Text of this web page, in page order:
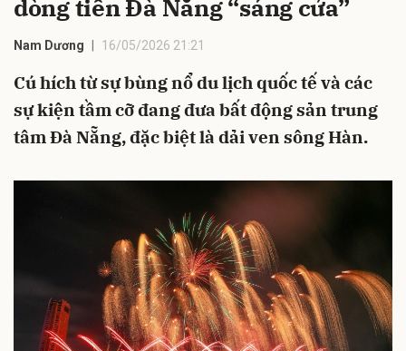
dòng tiền Đà Nẵng “sáng cửa”
Nam Dương 16/05/2026 21:21
Cú hích từ sự bùng nổ du lịch quốc tế và các
sự kiện tầm cỡ đang đưa bất động sản trung
tâm Đà Nẵng, đặc biệt là dải ven sông Hàn.
Hủy